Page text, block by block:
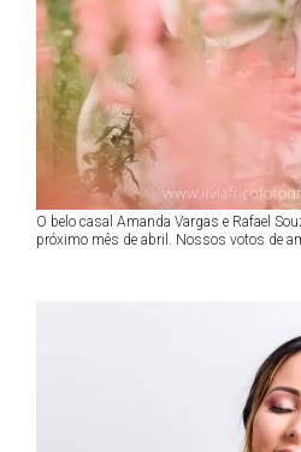
O belo casal Amanda Vargas e Rafael
próximo mês de abril. Nossos votos de